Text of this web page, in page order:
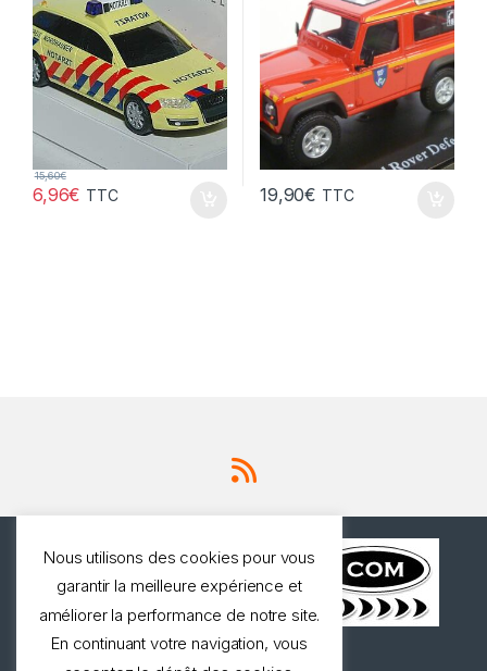
6,96€
15,60€
TTC 19,90€ TTC
Nous utilisons des cookies pour vous
garantir la meilleure expérience et
améliorer la performance de notre site.
En continuant votre navigation, vous